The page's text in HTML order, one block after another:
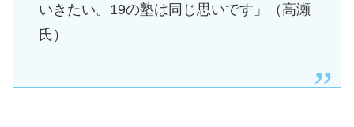
いきたい。19の塾は同じ思いです」（高瀬
氏）